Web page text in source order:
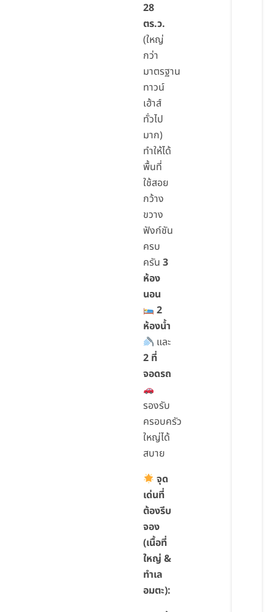
28
ตร.ว.
(ใหญ่
กว่า
มาตรฐาน
ทาวน์
เฮ้าส์
ทั่วไป
มาก)
ทำให้ได้
พื้นที่
ใช้สอย
กว้าง
ขวาง
ฟังก์ชัน
ครบ
ครัน 3
ห้อง
นอน
2
ห้องน้ำ
และ
2 ที่
จอดรถ
รองรับ
ครอบครัว
ใหญ่ได้
สบาย
จุด
เด่นที่
ต้องรีบ
จอง
(เนื้อที่
ใหญ่ &
ทำเล
อมตะ):